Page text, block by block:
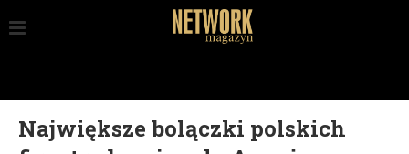
Największe bolączki polskich